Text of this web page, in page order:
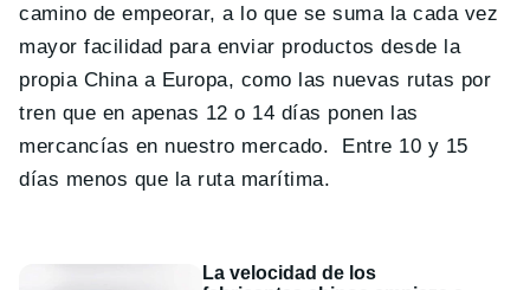
camino de empeorar, a lo que se suma la cada vez
mayor facilidad para enviar productos desde la
propia China a Europa, como las nuevas rutas por
tren que en apenas 12 o 14 días ponen las
mercancías en nuestro mercado. Entre 10 y 15
días menos que la ruta marítima.
La velocidad de los